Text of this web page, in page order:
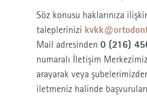
Söz konusu haklarınıza
taleplerinizi
Mail adresinden 0 (216)
numaralı İletişim
arayarak veya
iletmeniz halinde